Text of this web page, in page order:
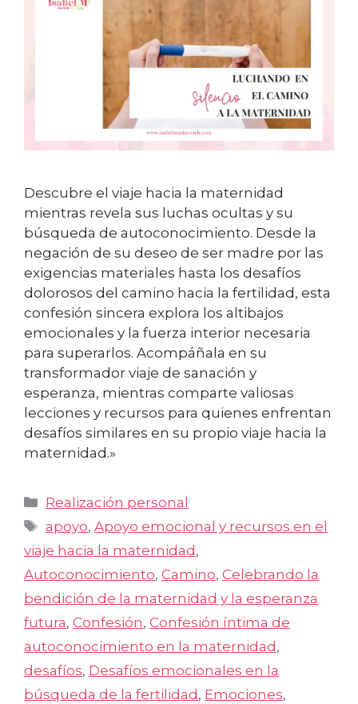
Descubre el viaje hacia la maternidad
mientras revela sus luchas ocultas y su
búsqueda de autoconocimiento. Desde la
negación de su deseo de ser madre por las
exigencias materiales hasta los desafíos
dolorosos del camino hacia la fertilidad, esta
confesión sincera explora los altibajos
emocionales y la fuerza interior necesaria
para superarlos. Acompáñala en su
transformador viaje de sanación y
esperanza, mientras comparte valiosas
lecciones y recursos para quienes enfrentan
desafíos similares en su propio viaje hacia la
maternidad.»
Categorías
Realización personal
Etiquetas
apoyo,Apoyo emocional y recursos en el
viaje hacia la maternidad ,
Autoconocimiento, Camino, Celebrando la
bendición de la maternidad y la esperanza
futura, Confesión, Confesión íntima de
autoconocimiento en la maternidad ,
desafíos, Desafíos emocionales en la
búsqueda de la fertilidad , Emociones,